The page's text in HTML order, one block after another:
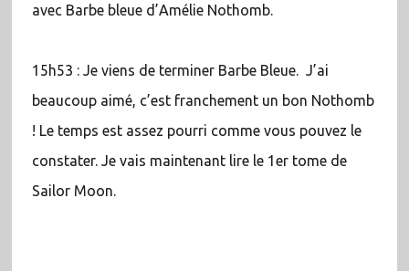
avec Barbe bleue d’Amélie Nothomb.
15h53 : Je viens de terminer Barbe Bleue. J’ai
beaucoup aimé, c’est franchement un bon Nothomb
! Le temps est assez pourri comme vous pouvez le
constater. Je vais maintenant lire le 1er tome de
Sailor Moon.